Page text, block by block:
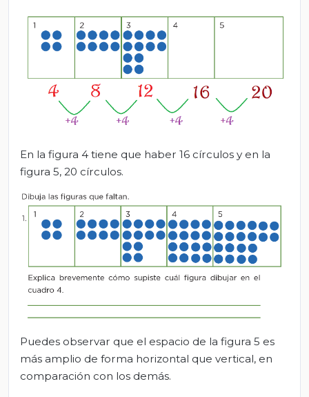
En la figura 4 tiene que haber 16 círculos y en la
figura 5, 20 círculos.
Puedes observar que el espacio de la figura 5 es
más amplio de forma horizontal que vertical, en
comparación con los demás.